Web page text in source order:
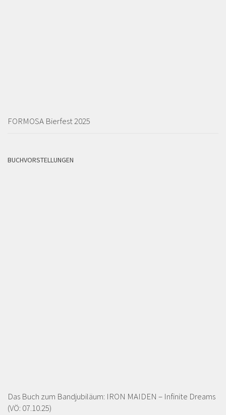
FORMOSA Bierfest 2025
BUCHVORSTELLUNGEN
Das Buch zum Bandjubiläum: IRON MAIDEN – Infinite Dreams
(VÖ: 07.10.25)